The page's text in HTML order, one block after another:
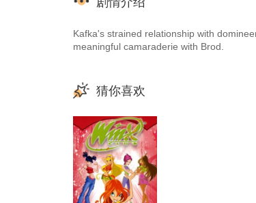
Kafka's strained relationship with
meaningful camaraderie with Brod.
猜你喜欢